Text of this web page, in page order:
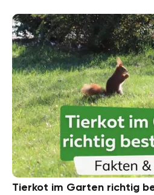
Tierkot im Garten richtig